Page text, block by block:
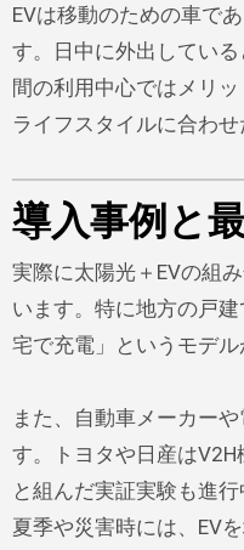
EVは移動のための車で
す。日中に外出してい
間の利用中心ではメリッ
ライフスタイルに合わせ
導入事例と
実際に太陽光＋EVの組
います。特に地方の戸
宅で充電」というモデル
また、自動車メーカー
す。トヨタや日産は
と組んだ実証実験も進
夏季や災害時には、EV